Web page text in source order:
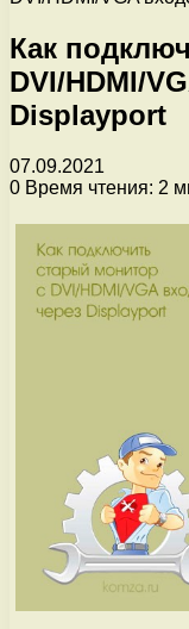
Как
DVI/HDMI/
Displayport
07.09.2021
0 Время чтения: 2